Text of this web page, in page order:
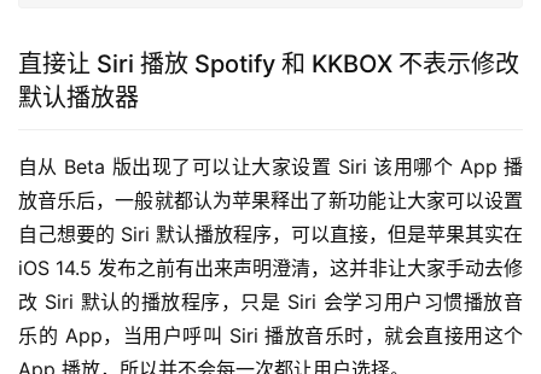
直接让 Siri 播放 Spotify 和 KKBOX 不表示修改
默认播放器
自从 Beta 版出现了可以让大家设置 Siri 该用哪个 App 播
放音乐后，一般就都认为苹果释出了新功能让大家可以设置
自己想要的 Siri 默认播放程序，可以直接，但是苹果其实在
iOS 14.5 发布之前有出来声明澄清，这并非让大家手动去修
改 Siri 默认的播放程序，只是 Siri 会学习用户习惯播放音
乐的 App，当用户呼叫 Siri 播放音乐时，就会直接用这个